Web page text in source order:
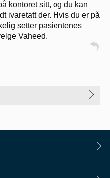
kontoret sitt, og du kan
ivaretatt der. Hvis du er på
setter pasientenes
Vaheed.